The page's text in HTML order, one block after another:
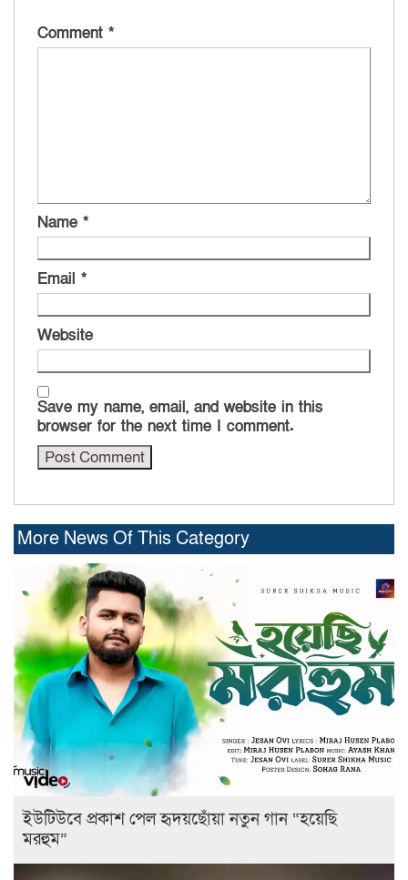
Comment *
Name *
Email *
Website
Save my name, email, and website in this
browser for the next time I comment.
More News Of This Category
ইউটিউবে প্রকাশ পেল হৃদয়ছোঁয়া নতুন গান “হয়েছি
মরহুম”